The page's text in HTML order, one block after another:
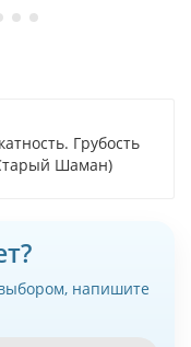
Грубость
Шаман)
напишите